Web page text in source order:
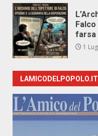
Falco
farsa
1
LAMICODELPOPOLO.IT